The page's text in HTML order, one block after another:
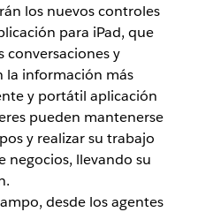
los nuevos controles
para iPad, que
conversaciones y
la información más
y portátil aplicación
pueden mantenerse
y realizar su trabajo
negocios, llevando su
desde los agentes